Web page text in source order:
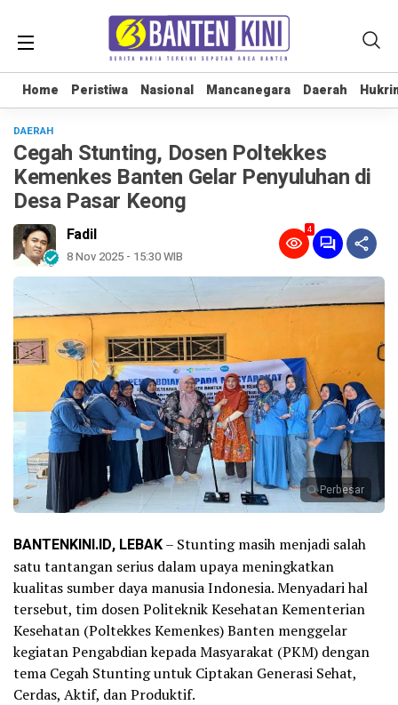
Home Peristiwa Nasional Mancanegara Daerah
Home Peristiwa Nasional Mancanegara Daerah
DAERAH
Cegah Stunting, Dosen Poltekkes
Kemenkes Banten Gelar Penyuluhan di
Desa Pasar Keong
Fadil
8 Nov 2025 - 15:30 WIB
4
Perbesar
BANTENKINI.ID, LEBAK– Stunting masih menjadi salah
satu tantangan serius dalam upaya meningkatkan
kualitas sumber daya manusia Indonesia. Menyadari hal
tersebut, tim dosen Politeknik Kesehatan Kementerian
Kesehatan (Poltekkes Kemenkes) Banten menggelar
kegiatan Pengabdian kepada Masyarakat (PKM) dengan
tema Cegah Stunting untuk Ciptakan Generasi Sehat,
Cerdas, Aktif, dan Produktif.